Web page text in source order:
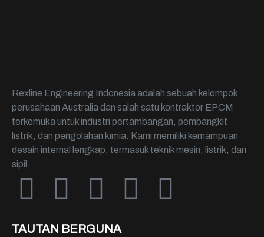
Rexline Engineering Indonesia adalah sebuah kelompok
perusahaan Australia dan salah satu kontraktor EPCM
terkemuka untuk industri pertambangan, pembangkit
listrik, dan pengolahan kimia. Kami memiliki kemampuan
desain internal lengkap, termasuk teknik mesin, listrik, dan
sipil.
TAUTAN BERGUNA